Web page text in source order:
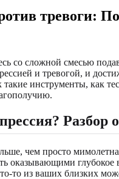
тревоги:
со сложной смесью
и тревогой, и
такие инструменты, как
чем просто
оказывающими глубокое
то из ваших близких